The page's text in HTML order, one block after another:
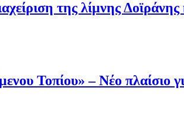
της λίμνης Δοϊράνης
Τοπίου» – Νέο πλαίσιο